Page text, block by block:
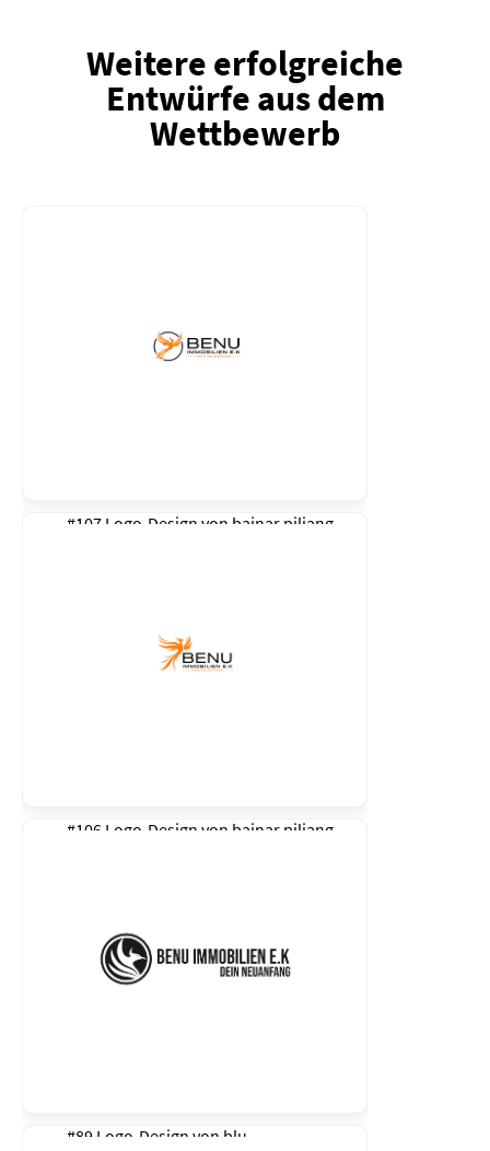
Weitere erfolgreiche
Entwürfe aus dem
Wettbewerb
#107 Logo-Design von bainar piliang
#106 Logo-Design von bainar piliang
#89 Logo-Design von blu